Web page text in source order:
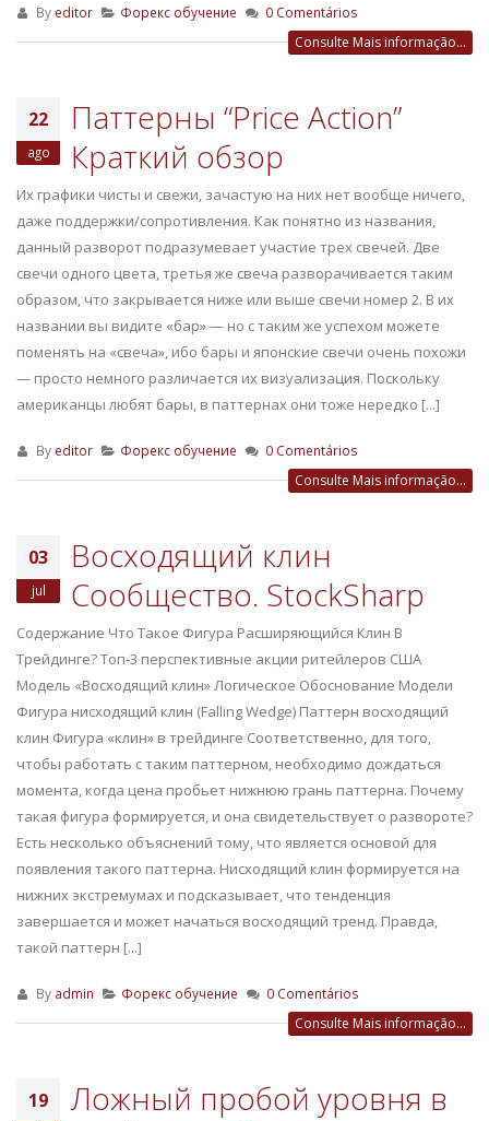
By editor Форекс обучение 0 Comentários
Consulte Mais informação...
22
ago
Паттерны “Price Action”
Краткий обзор
Их графики чисты и свежи, зачастую на них нет вообще ничего,
даже поддержки/сопротивления. Как понятно из названия,
данный разворот подразумевает участие трех свечей. Две
свечи одного цвета, третья же свеча разворачивается таким
образом, что закрывается ниже или выше свечи номер 2. В их
названии вы видите «бар» — но с таким же успехом можете
поменять на «свеча», ибо бары и японские свечи очень похожи
— просто немного различается их визуализация. Поскольку
американцы любят бары, в паттернах они тоже нередко [...]
By editor Форекс обучение 0 Comentários
Consulte Mais informação...
03
jul
Восходящий клин
Сообщество. StockSharp
Содержание Что Такое Фигура Расширяющийся Клин В
Трейдинге? Топ-3 перспективные акции ритейлеров США
Модель «Восходящий клин» Логическое Обоснование Модели
Фигура нисходящий клин (Falling Wedge) Паттерн восходящий
клин Фигура «клин» в трейдинге Соответственно, для того,
чтобы работать с таким паттерном, необходимо дождаться
момента, когда цена пробьет нижнюю грань паттерна. Почему
такая фигура формируется, и она свидетельствует о развороте?
Есть несколько объяснений тому, что является основой для
появления такого паттерна. Нисходящий клин формируется на
нижних экстремумах и подсказывает, что тенденция
завершается и может начаться восходящий тренд. Правда,
такой паттерн [...]
By admin Форекс обучение 0 Comentários
Consulte Mais informação...
19
Ложный пробой уровня в